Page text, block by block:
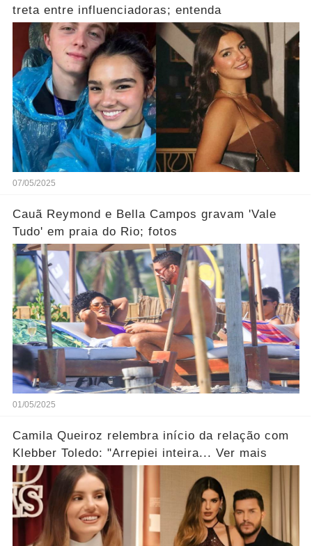
treta entre influenciadoras; entenda
07/05/2025
Cauã Reymond e Bella Campos gravam 'Vale
Tudo' em praia do Rio; fotos
01/05/2025
Camila Queiroz relembra início da relação com
Klebber Toledo: "Arrepiei inteira... Ver mais